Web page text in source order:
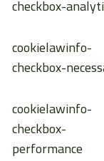
checkbox-
cookielawinfo-
checkbox-
cookielawinfo-
checkbox-
performance